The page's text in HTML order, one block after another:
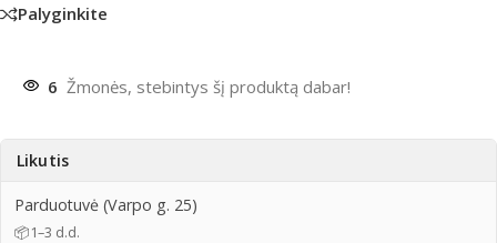
Palyginkite
6 Žmonės, stebintys šį produktą dabar!
Likutis
Parduotuvė (Varpo g. 25)
📦1–3 d.d.